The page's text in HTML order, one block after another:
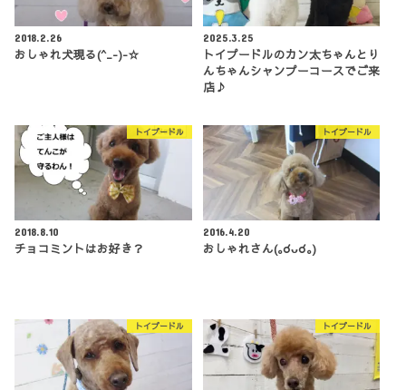
2018.2.26
おしゃれ犬現る(^_-)-☆
2025.3.25
トイプードルのカン太ちゃんとり
んちゃんシャンプーコースでご来
店♪
トイプードル
2018.8.10
チョコミントはお好き？
トイプードル
2016.4.20
おしゃれさん(｡☌ᴗ☌｡)
トイプードル トイプードル